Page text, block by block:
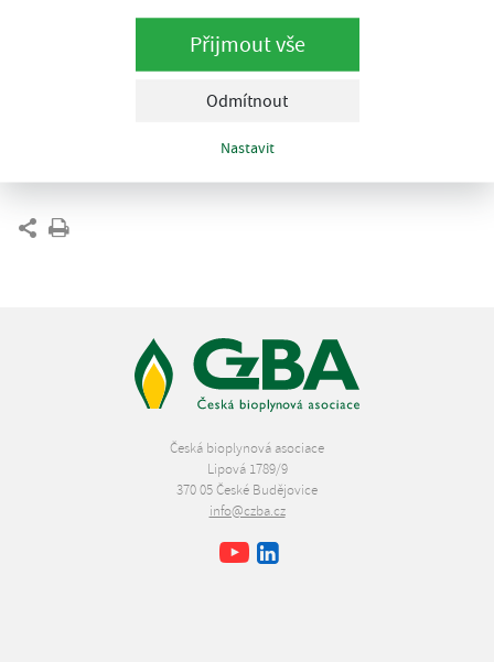
Přijmout vše
Odmítnout
Nastavit
Evropská bioplynová asociace právě vydala revidovanou
Česká bioplynová asociace
Lipová 1789/9
370 05 České Budějovice
info@czba.cz
Facebook
Youtube